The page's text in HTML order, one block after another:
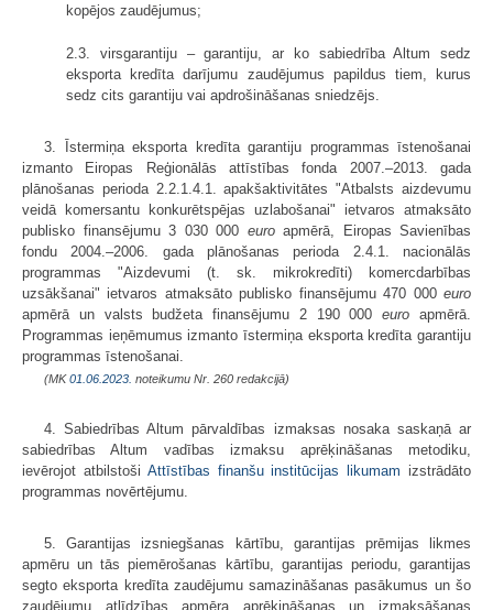
kopējos zaudējumus;
2.3. virsgarantiju – garantiju, ar ko sabiedrība Altum sedz
eksporta kredīta darījumu zaudējumus papildus tiem, kurus
sedz cits garantiju vai apdrošināšanas sniedzējs.
3. Īstermiņa eksporta kredīta garantiju programmas īstenošanai
izmanto Eiropas Reģionālās attīstības fonda 2007.–2013. gada
plānošanas perioda 2.2.1.4.1. apakšaktivitātes "Atbalsts aizdevumu
veidā komersantu konkurētspējas uzlabošanai" ietvaros atmaksāto
publisko finansējumu 3 030 000 euroapmērā, Eiropas Savienības
fondu 2004.–2006. gada plānošanas perioda 2.4.1. nacionālās
programmas "Aizdevumi (t. sk. mikrokredīti) komercdarbības
uzsākšanai" ietvaros atmaksāto publisko finansējumu 470 000 euro
apmērā un valsts budžeta finansējumu 2 190 000euro apmērā.
Programmas ieņēmumus izmanto īstermiņa eksporta kredīta garantiju
programmas īstenošanai.
(MK01.06.2023. noteikumu Nr. 260 redakcijā)
4. Sabiedrības Altum pārvaldības izmaksas nosaka saskaņā ar
sabiedrības Altum vadības izmaksu aprēķināšanas metodiku,
ievērojot atbilstoši Attīstības finanšu institūcijas likumam izstrādāto
programmas novērtējumu.
5. Garantijas izsniegšanas kārtību, garantijas prēmijas likmes
apmēru un tās piemērošanas kārtību, garantijas periodu, garantijas
segto eksporta kredīta zaudējumu samazināšanas pasākumus un šo
zaudējumu atlīdzības apmēra aprēķināšanas un izmaksāšanas